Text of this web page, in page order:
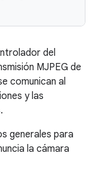
del
MJPEG de
comunican al
y las
generales para
la cámara